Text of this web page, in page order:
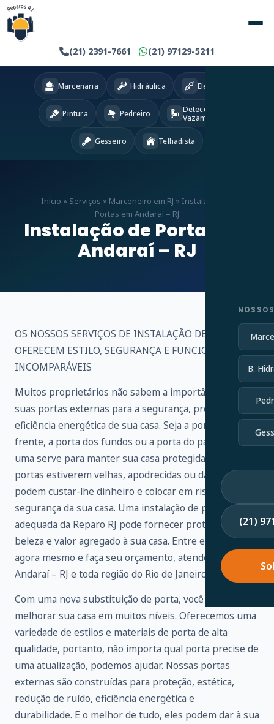
(21) 2391-7661 (21) 97129-5211
B.
(21)
Marcenaria Hidráulica Eletricista
Pintura Pedreiro
Detecção
Vazamentos
Gesseiro Telhadista
Início » Serviços » Marceneiro em RJ » Instalação de
Portas em Andaraí – RJ
Instalação de Portas em
Andaraí – RJ
OS NOSSOS SERVIÇOS DE INSTALAÇÃO DE PORTAS
OFERECEM ESTILO, SEGURANÇA E FUNCIONALIDADE
INCOMPARÁVEIS
Muitos proprietários não sabem a importância de
suas portas externas para a segurança, proteção e
eficiência energética de sua casa. Seja a porta da
frente, a porta dos fundos ou a porta do pátio, cada
uma serve para manter sua casa protegida. Se as suas
portas estiverem velhas, apodrecidas ou danificadas,
podem custar-lhe dinheiro e colocar em risco a
segurança da sua casa. Uma instalação de porta
adequada da Reparo RJ pode fornecer proteção,
beleza e valor agregado à sua casa. Entre em contato
agora mesmo e faça seu orçamento, atendemos em
Andaraí – RJ e toda região do Rio de Janeiro.
Com uma nova substituição de porta, você pode
melhorar sua casa em muitos níveis. Oferecemos uma
variedade de estilos e materiais de porta de alta
qualidade, portanto, não importa qual porta precise de
uma atualização, podemos ajudar. Nossas portas
externas são construídas para proteção, estética,
redução de ruído, eficiência energética e
durabilidade. E o melhor de tudo, eles podem dar à sua